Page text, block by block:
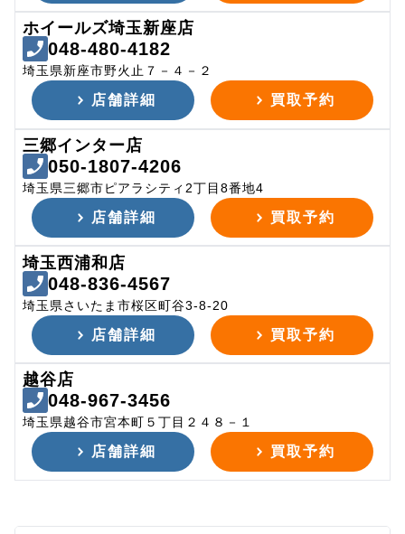
ホイールズ埼玉新座店
048-480-4182
埼玉県新座市野火止７－４－２
店舗詳細 買取予約
三郷インター店
050-1807-4206
埼玉県三郷市ピアラシティ2丁目8番地4
店舗詳細 買取予約
埼玉西浦和店
048-836-4567
埼玉県さいたま市桜区町谷3-8-20
店舗詳細 買取予約
越谷店
048-967-3456
埼玉県越谷市宮本町５丁目２４８－１
店舗詳細 買取予約